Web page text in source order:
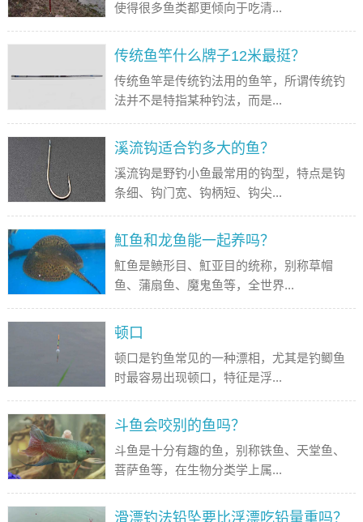
使得很多鱼类都更倾向于吃清...
传统鱼竿什么牌子12米最挺？
传统鱼竿是传统钓法用的鱼竿，所谓传统钓
法并不是特指某种钓法，而是...
溪流钩适合钓多大的鱼？
溪流钩是野钓小鱼最常用的钩型，特点是钩
条细、钩门宽、钩柄短、钩尖...
魟鱼和龙鱼能一起养吗？
魟鱼是鲼形目、魟亚目的统称，别称草帽
鱼、蒲扇鱼、魔鬼鱼等，全世界...
顿口
顿口是钓鱼常见的一种漂相，尤其是钓鲫鱼
时最容易出现顿口，特征是浮...
斗鱼会咬别的鱼吗？
斗鱼是十分有趣的鱼，别称铁鱼、天堂鱼、
菩萨鱼等，在生物分类学上属...
滑漂钓法铅坠要比浮漂吃铅量重吗？